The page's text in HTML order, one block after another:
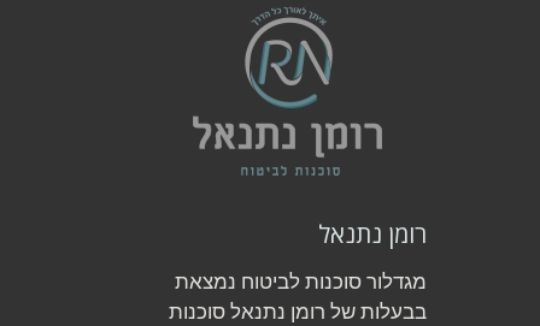
רומן נתנאל
מגדלור סוכנות לביטוח נמצאת
בבעלות של רומן נתנאל סוכנות